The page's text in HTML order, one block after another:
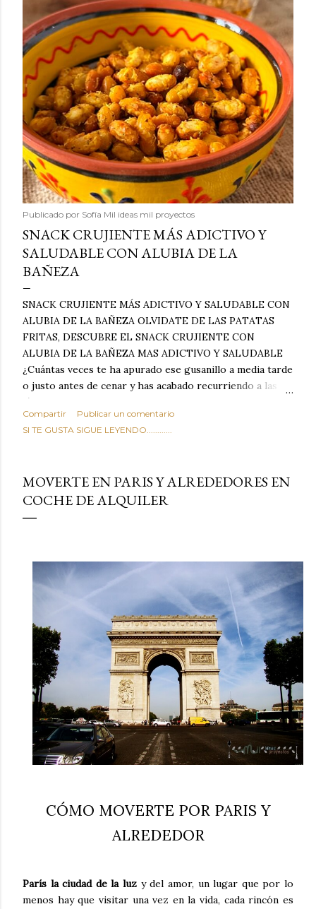
Publicado por Sofía Mil ideas mil proyectos
SNACK CRUJIENTE MÁS ADICTIVO Y
SALUDABLE CON ALUBIA DE LA
BAÑEZA
SNACK CRUJIENTE MÁS ADICTIVO Y SALUDABLE CON
ALUBIA DE LA BAÑEZA OLVIDATE DE LAS PATATAS
FRITAS, DESCUBRE EL SNACK CRUJIENTE CON
ALUBIA DE LA BAÑEZA MAS ADICTIVO Y SALUDABLE
¿Cuántas veces te ha apurado ese gusanillo a media tarde
o justo antes de cenar y has acabado recurriendo a las
típicas patatas de bolsa, frutos secos fritos o snacks
ultraprocesados llenos de grasas saturadas y sodio?
Todos hemos estado ahí. Sin embargo, cuidarse no tiene
satisface. Estas alubias crujientes al horno van a cambiar
por completo tu forma de ver las legumbres. Olvídate de
asociar las alubias únicamente a los guisos tradicionales y
humilde como la alubia de La Bañeza en un snack ligero,
dorado, cargado de proteína y 100% natural. Es el
sustituto perfecto a los frutos se...
Compartir
Publicar un comentario
SI TE GUSTA SIGUE LEYENDO............
MOVERTE EN PARIS Y ALREDEDORES EN
COCHE DE ALQUILER
CÓMO MOVERTE POR PARIS Y
ALREDEDOR
París la ciudad de la luz y del amor, un lugar que por lo
menos hay que visitar una vez en la vida, cada rincón es